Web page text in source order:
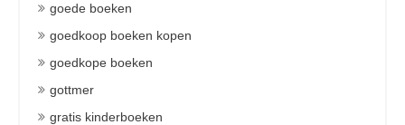
goede boeken
goedkoop boeken kopen
goedkope boeken
gottmer
gratis kinderboeken